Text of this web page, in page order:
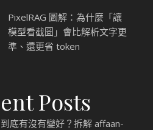
PixelRAG 圖解：為什麼「讓
模型看截圖」會比解析文字更
準、還更省 token
Posts
底有沒有變好？拆解 affaan-